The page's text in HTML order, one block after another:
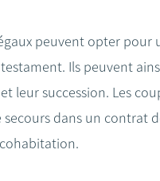
peuvent opter pour
Ils peuvent
et leur succession. Les
secours dans un